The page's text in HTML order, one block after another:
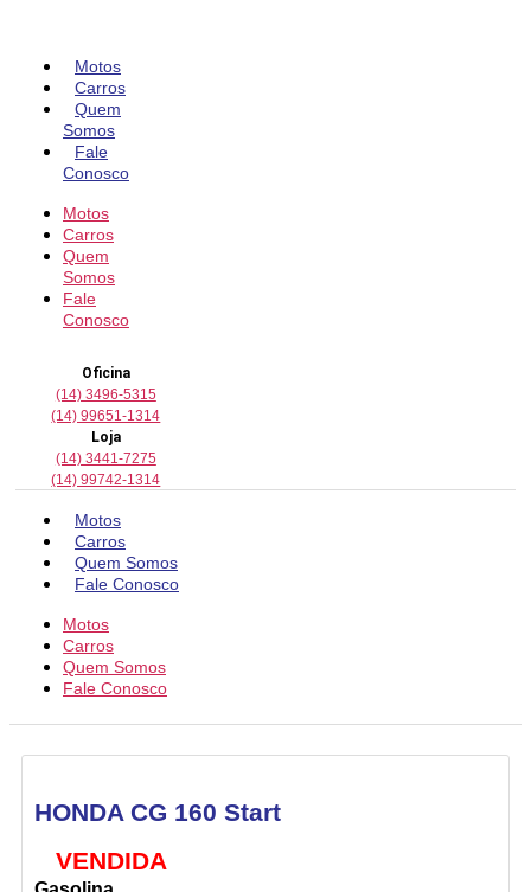
conteúdo
Motos
Carros
Quem
Somos
Fale
Conosco
Motos
Carros
Quem
Somos
Fale
Conosco
Oficina
(14) 3496-5315
(14) 99651-1314
Loja
(14) 3441-7275
(14) 99742-1314
Motos
Carros
Quem Somos
Fale Conosco
Motos
Carros
Quem Somos
Fale Conosco
HONDA CG 160 Start
VENDIDA